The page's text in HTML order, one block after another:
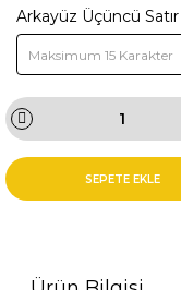
Arkayüz Üçüncü Satır
SEPETE EKLE